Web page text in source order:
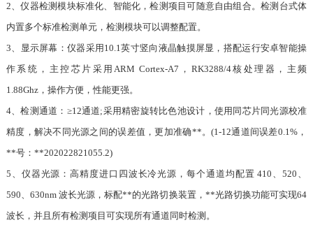
2、仪器检测模块标准化、智能化，检测项目可随意自由组合。检测台式体
内置多个标准检测单元，检测模块可以调整配置。
3、显示屏幕：仪器采用10.1英寸竖向液晶触摸屏显，搭配运行安卓智能操
作系统，主控芯片采用ARM Cortex-A7，RK3288/4核处理器，主频
1.88Ghz，操作方便，性能更强。
4、检测通道：≥12通道;采用精密旋转比色池设计，使用同芯片同光源校准
精度，解决不同光源之间的误差值，更加准确**。(1-12通道间误差0.1%，
**号：**202022821055.2)
5、仪器光源：高精度进口四波长冷光源，每个通道均配置 410、520、
590、630nm 波长光源，标配**的光路切换装置，**光路切换功能可实现64
波长，并且所有检测项目可实现所有通道同时检测。